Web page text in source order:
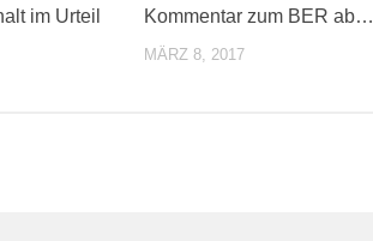
im Urteil
Kommentar zum BER ab…
MÄRZ 8, 2017